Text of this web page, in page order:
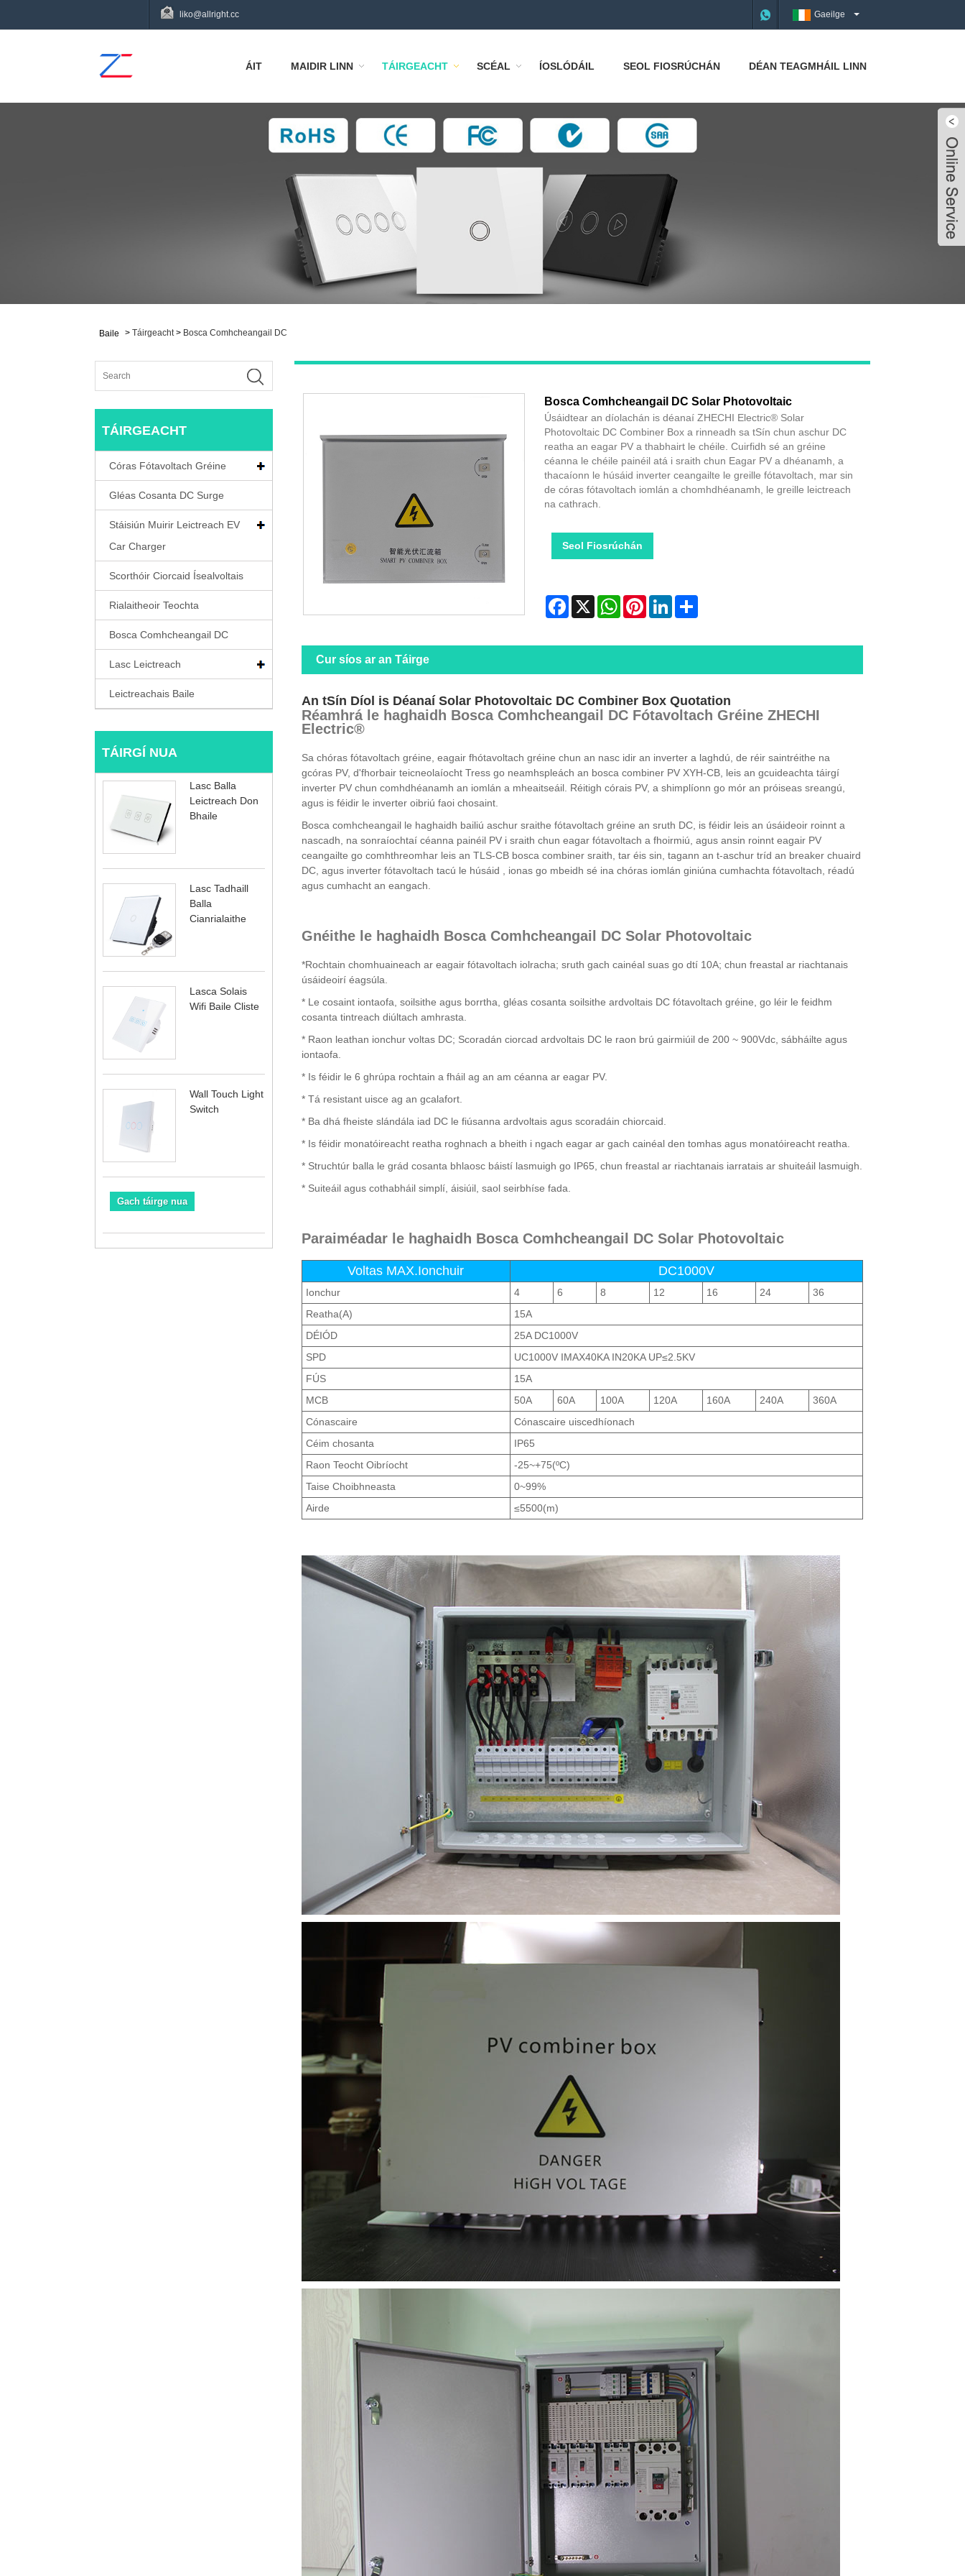
liko@allright.cc Gaeilge
ÁIT MAIDIR LINN TÁIRGEACHT SCÉAL ÍOSLÓDÁIL SEOL FIOSRÚCHÁN DÉAN TEAGMHÁIL LINN
Baile > Táirgeacht> Bosca Comhcheangail DC
TÁIRGEACHT
Córas Fótavoltach Gréine
Gléas Cosanta DC Surge
Stáisiún Muirir Leictreach EV
Car Charger
Scorthóir Ciorcaid Ísealvoltais
Rialaitheoir Teochta
Bosca Comhcheangail DC
Lasc Leictreach
Leictreachais Baile
TÁIRGÍ NUA
Lasc Balla
Leictreach Don
Bhaile
Lasc Tadhaill
Balla
Cianrialaithe
Lasca Solais
Wifi Baile Cliste
Wall Touch Light
Switch
Gach táirge nua
Bosca Comhcheangail DC Solar Photovoltaic
Úsáidtear an díolachán is déanaí ZHECHI Electric® Solar
Photovoltaic DC Combiner Box a rinneadh sa tSín chun aschur DC
reatha an eagar PV a thabhairt le chéile. Cuirfidh sé an gréine
céanna le chéile painéil atá i sraith chun Eagar PV a dhéanamh, a
thacaíonn le húsáid inverter ceangailte le greille fótavoltach, mar sin
de córas fótavoltach iomlán a chomhdhéanamh, le greille leictreach
na cathrach.
Seol Fiosrúchán
Facebook
X WhatsAppPinterestLinkedInShare
Cur síos ar an Táirge
An tSín Díol is Déanaí Solar Photovoltaic DC Combiner Box Quotation
Réamhrá le haghaidh Bosca Comhcheangail DC Fótavoltach Gréine ZHECHI
Electric®
Sa chóras fótavoltach gréine, eagair fhótavoltach gréine chun an nasc idir an inverter a laghdú, de réir saintréithe na
gcóras PV, d'fhorbair teicneolaíocht Tress go neamhspleách an bosca combiner PV XYH-CB, leis an gcuideachta táirgí
inverter PV chun comhdhéanamh an iomlán a mheaitseáil. Réitigh córais PV, a shimplíonn go mór an próiseas sreangú,
agus is féidir le inverter oibriú faoi chosaint.
Bosca comhcheangail le haghaidh bailiú aschur sraithe fótavoltach gréine an sruth DC, is féidir leis an úsáideoir roinnt a
nascadh, na sonraíochtaí céanna painéil PV i sraith chun eagar fótavoltach a fhoirmiú, agus ansin roinnt eagair PV
ceangailte go comhthreomhar leis an TLS-CB bosca combiner sraith, tar éis sin, tagann an t-aschur tríd an breaker chuaird
DC, agus inverter fótavoltach tacú le húsáid , ionas go mbeidh sé ina chóras iomlán giniúna cumhachta fótavoltach, réadú
agus cumhacht an eangach.
Gnéithe le haghaidh Bosca Comhcheangail DC Solar Photovoltaic
*Rochtain chomhuaineach ar eagair fótavoltach iolracha; sruth gach cainéal suas go dtí 10A; chun freastal ar riachtanais
úsáideoirí éagsúla.
* Le cosaint iontaofa, soilsithe agus borrtha, gléas cosanta soilsithe ardvoltais DC fótavoltach gréine, go léir le feidhm
cosanta tintreach diúltach amhrasta.
* Raon leathan ionchur voltas DC; Scoradán ciorcad ardvoltais DC le raon brú gairmiúil de 200 ~ 900Vdc, sábháilte agus
iontaofa.
* Is féidir le 6 ghrúpa rochtain a fháil ag an am céanna ar eagar PV.
* Tá resistant uisce ag an gcalafort.
* Ba dhá fheiste slándála iad DC le fiúsanna ardvoltais agus scoradáin chiorcaid.
* Is féidir monatóireacht reatha roghnach a bheith i ngach eagar ar gach cainéal den tomhas agus monatóireacht reatha.
* Struchtúr balla le grád cosanta bhlaosc báistí lasmuigh go IP65, chun freastal ar riachtanais iarratais ar shuiteáil lasmuigh.
* Suiteáil agus cothabháil simplí, áisiúil, saol seirbhíse fada.
Paraiméadar le haghaidh Bosca Comhcheangail DC Solar Photovoltaic
Voltas MAX.Ionchuir DC1000V
Ionchur 4 6 8 12 16 24
36
Reatha(A)
15A
DÉIÓD
25A DC1000V
SPD
UC1000V IMAX40KA IN20KA UP≤2.5KV
FÚS
15A
MCB
50A 60A 100A 120A 160A 240A
360A
Cónascaire
Cónascaire uiscedhíonach
Céim chosanta
IP65
Raon Teocht Oibríocht
-25~+75(ºC)
Taise Choibhneasta
0~99%
Airde
≤5500(m)